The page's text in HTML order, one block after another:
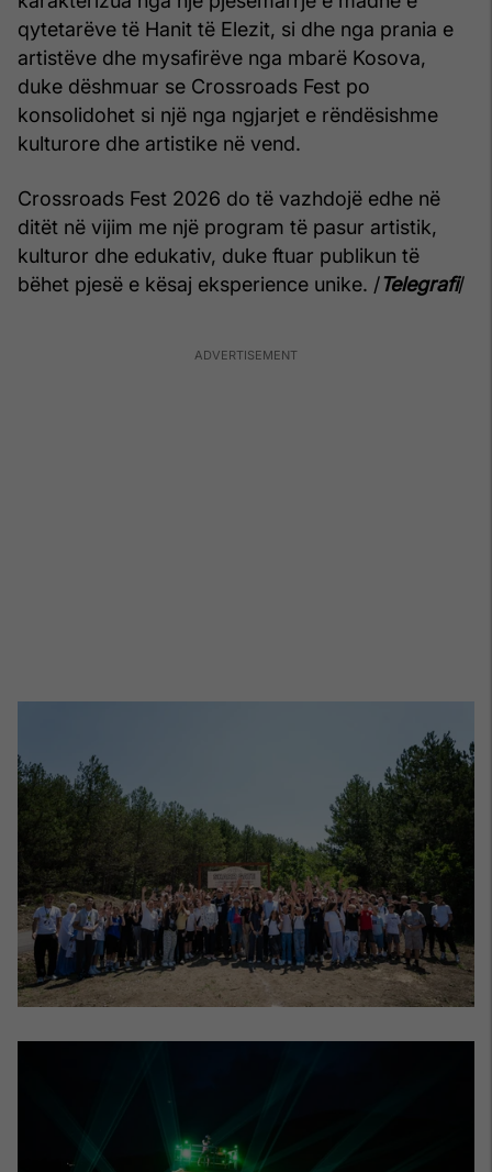
qytetarëve të Hanit të Elezit, si dhe nga prania e
artistëve dhe mysafirëve nga mbarë Kosova,
duke dëshmuar se Crossroads Fest po
konsolidohet si një nga ngjarjet e rëndësishme
kulturore dhe artistike në vend.
Crossroads Fest 2026 do të vazhdojë edhe në
ditët në vijim me një program të pasur artistik,
kulturor dhe edukativ, duke ftuar publikun të
bëhet pjesë e kësaj eksperience unike. /Telegrafi/